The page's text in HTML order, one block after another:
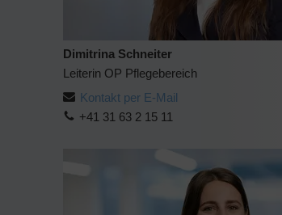
Dimitrina Schneiter
Leiterin OP Pflegebereich
Kontakt per E-Mail
+41 31 63 2 15 11